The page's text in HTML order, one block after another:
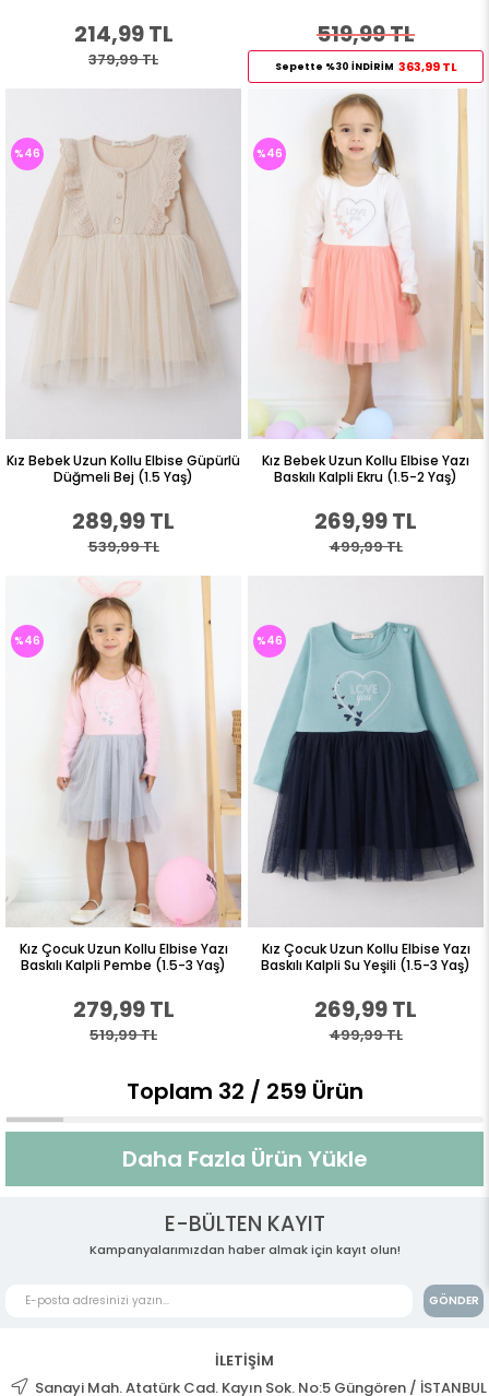
214,99 TL
379,99 TL
519,99 TL
Sepette %30 İNDİRİM 363,99 TL
Kız Bebek Uzun Kollu Elbise Güpürlü
Düğmeli Bej (1.5 Yaş)
289,99 TL
539,99 TL
%46
Kız Bebek Uzun Kollu Elbise Yazı
Baskılı Kalpli Ekru (1.5-2 Yaş)
269,99 TL
499,99 TL
%46
Kız Çocuk Uzun Kollu Elbise Yazı
Baskılı Kalpli Pembe (1.5-3 Yaş)
279,99 TL
519,99 TL
%46
Kız Çocuk Uzun Kollu Elbise Yazı
Baskılı Kalpli Su Yeşili (1.5-3 Yaş)
269,99 TL
499,99 TL
%46
Toplam 32 / 259 Ürün
Daha Fazla Ürün Yükle
E-BÜLTEN KAYIT
Kampanyalarımızdan haber almak için kayıt olun!
GÖNDER
İLETİŞİM
Sanayi Mah. Atatürk Cad. Kayın Sok. No:5 Güngören / İSTANBUL